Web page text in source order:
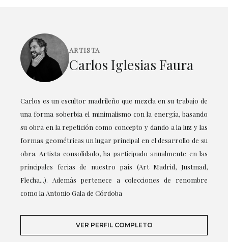
ARTISTA
Carlos Iglesias Faura
Carlos es un escultor madrileño que mezcla en su trabajo de
una forma soberbia el minimalismo con la energía, basando
su obra en la repetición como concepto y dando a la luz y las
formas geométricas un lugar principal en el desarrollo de su
obra. Artista consolidado, ha participado anualmente en las
principales ferias de nuestro país (Art Madrid, Justmad,
Flecha...). Además pertenece a colecciones de renombre
como la Antonio Gala de Córdoba
VER PERFIL COMPLETO